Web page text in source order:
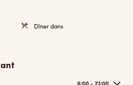
Dîner dans
6:00 - 23:00